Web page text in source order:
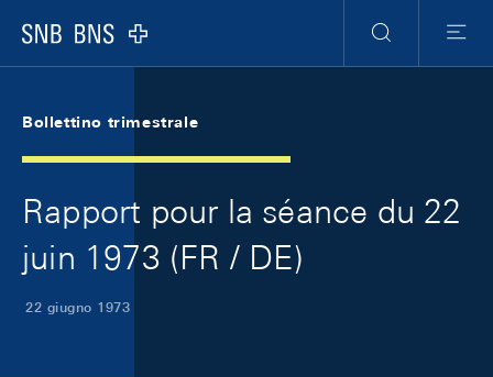
Logo
Ricerca
Menu
Bollettino trimestrale
Rapport pour la séance du 22
juin 1973 (FR / DE)
22 giugno 1973